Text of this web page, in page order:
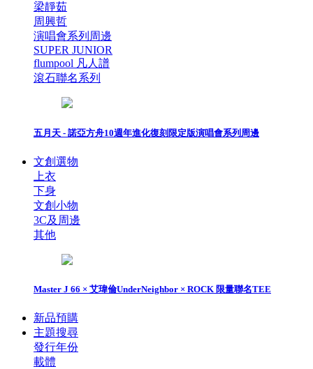
梁靜茹
周興哲
演唱會系列周邊
SUPER JUNIOR
flumpool 凡人譜
滾石聯名系列
五月天 - 諾亞方舟10週年進化復刻限定版演唱會系列周邊
文創選物
上衣
下身
文創小物
3C及周邊
其他
Master J 66 × 艾瑋倫UnderNeighbor × ROCK 限量聯名TEE
新品預購
主題搜尋
發行年份
載體